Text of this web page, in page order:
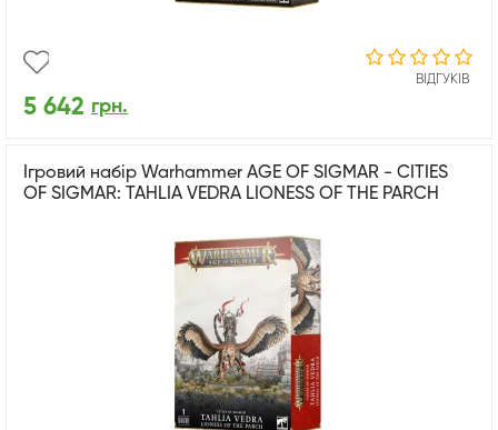
ВІДГУКІВ
5 642 грн.
Ігровий набір Warhammer AGE OF SIGMAR - CITIES
OF SIGMAR: TAHLIA VEDRA LIONESS OF THE PARCH